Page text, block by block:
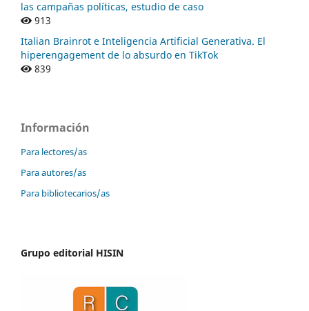
las campañas políticas, estudio de caso
913
Italian Brainrot e Inteligencia Artificial Generativa. El
hiperengagement de lo absurdo en TikTok
839
Información
Para lectores/as
Para autores/as
Para bibliotecarios/as
Grupo editorial HISIN